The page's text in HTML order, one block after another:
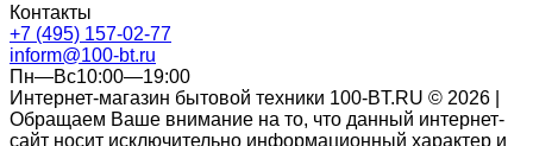
Контакты
+7 (495) 157-02-77
inform@100-bt.ru
Пн—Вс10:00—19:00
Интернет-магазин бытовой техники 100-BT.RU © 2026 |
Обращаем Ваше внимание на то, что данный интернет-
сайт носит исключительно информационный характер и